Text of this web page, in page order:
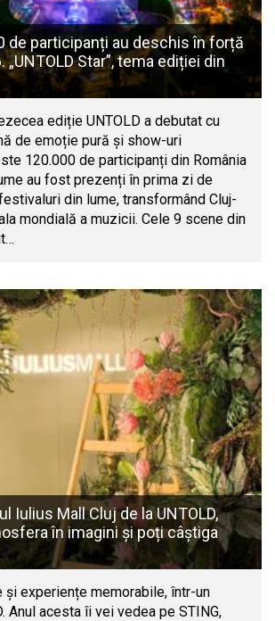
de participanți au deschis în forță
„UNTOLD Star”, tema ediției din
ediție UNTOLD a debutat cu
de emoție pură și show-uri
120.000 de participanți din România
au fost prezenți în prima zi de
din lume, transformând Cluj-
mondială a muzicii. Cele 9 scene din
Iulius Mall Cluj de la UNTOLD,
în imagini și poți câștiga
și experiențe memorabile, într-un
Anul acesta îi vei vedea pe STING,